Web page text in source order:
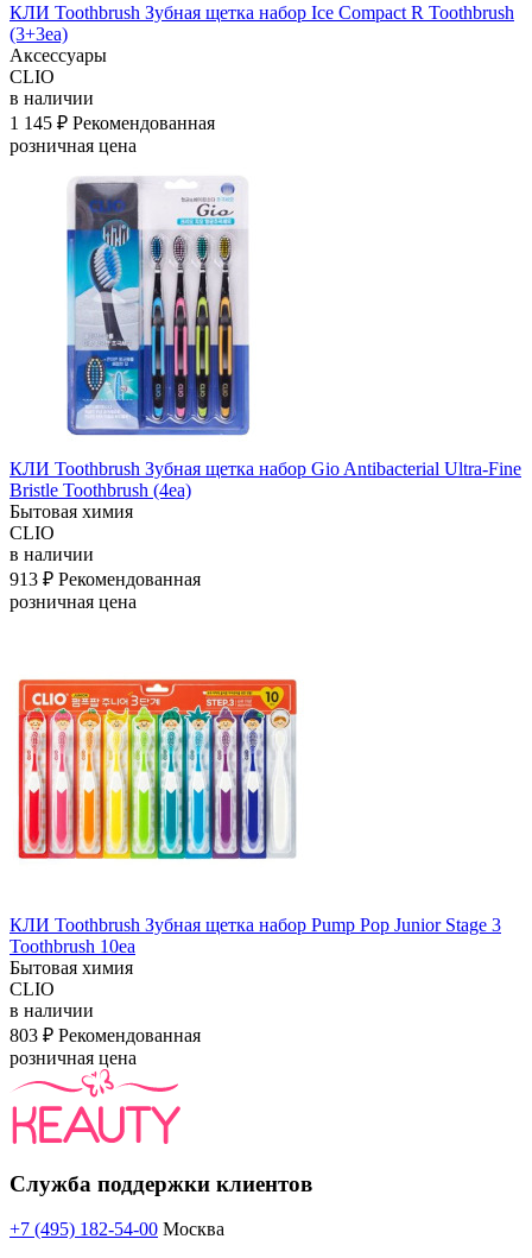
КЛИ Toothbrush Зубная щетка набор Ice Compact R Toothbrush
(3+3ea)
Аксессуары
CLIO
в наличии
1 145 ₽ Рекомендованная
розничная цена
КЛИ Toothbrush Зубная щетка набор Gio Antibacterial Ultra-Fine
Bristle Toothbrush (4ea)
Бытовая химия
CLIO
в наличии
913 ₽ Рекомендованная
розничная цена
КЛИ Toothbrush Зубная щетка набор Pump Pop Junior Stage 3
Toothbrush 10ea
Бытовая химия
CLIO
в наличии
803 ₽ Рекомендованная
розничная цена
Служба поддержки клиентов
+7 (495) 182-54-00 Москва